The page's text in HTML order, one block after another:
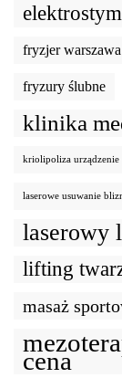
fryzjer
fryzury ślubne
klinika
kriolipoliza urządzenie
laserowe usuwanie
laserowy
lifting
masaż
cena